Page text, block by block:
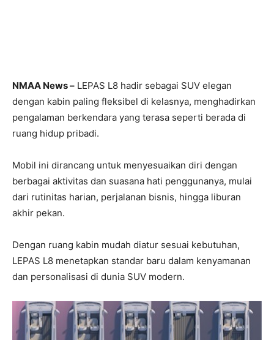
NMAA News – LEPAS L8 hadir sebagai SUV elegan
dengan kabin paling fleksibel di kelasnya, menghadirkan
pengalaman berkendara yang terasa seperti berada di
ruang hidup pribadi.
Mobil ini dirancang untuk menyesuaikan diri dengan
berbagai aktivitas dan suasana hati penggunanya, mulai
dari rutinitas harian, perjalanan bisnis, hingga liburan
akhir pekan.
Dengan ruang kabin mudah diatur sesuai kebutuhan,
LEPAS L8 menetapkan standar baru dalam kenyamanan
dan personalisasi di dunia SUV modern.